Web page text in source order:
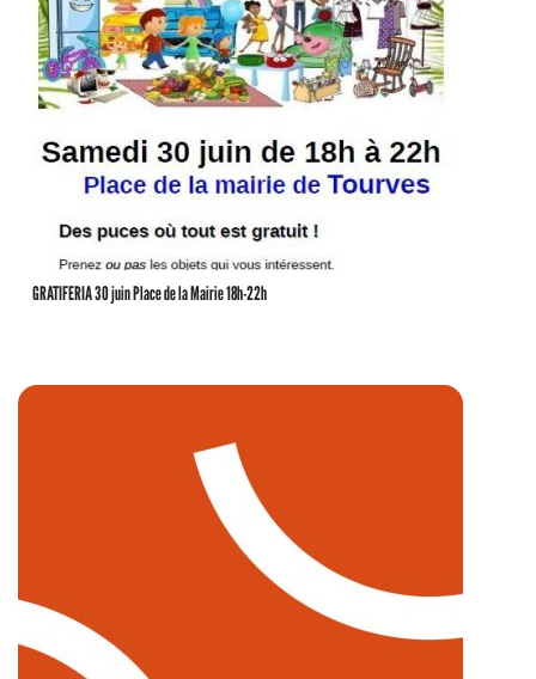
GRATIFERIA 30 juin Place de la Mairie 18h-22h